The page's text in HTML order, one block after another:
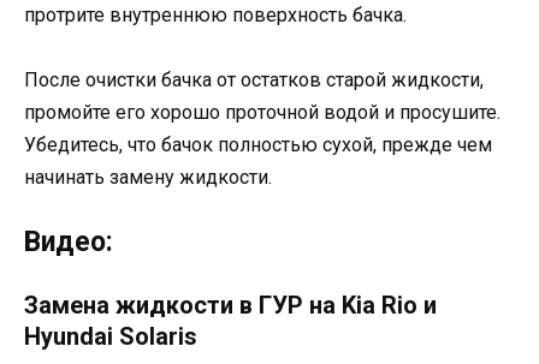
протрите внутреннюю поверхность бачка.
После очистки бачка от остатков старой жидкости,
промойте его хорошо проточной водой и просушите.
Убедитесь, что бачок полностью сухой, прежде чем
начинать замену жидкости.
Видео:
Замена жидкости в ГУР на Kia Rio и
Hyundai Solaris